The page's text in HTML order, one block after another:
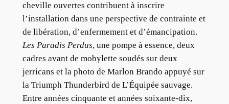
cheville ouvertes contribuent à inscrire
l’installation dans une perspective de contrainte et
de libération, d’enfermement et d’émancipation.
Les Paradis Perdus, une pompe à essence, deux
cadres avant de mobylette soudés sur deux
jerricans et la photo de Marlon Brando appuyé sur
la Triumph Thunderbird de L’Équipée sauvage.
Entre années cinquante et années soixante-dix,